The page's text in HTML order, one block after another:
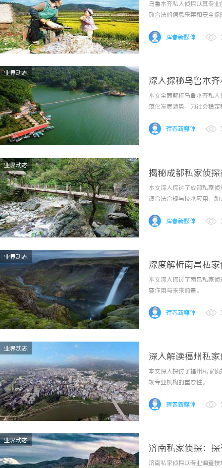
乌鲁木齐私人侦探以其专
效合法的信息采集和安全
珲春新媒体
业界动态
深入探秘乌鲁木
本文全面解析乌鲁木齐私
范化发展趋势，为社会稳
珲春新媒体
业界动态
揭秘成都私家侦
本文深入探讨了成都私家
调合法合规与技术应用，
珲春新媒体
业界动态
深度解析南昌私
本文深入探讨了南昌私家
要作用与未来前景。
珲春新媒体
业界动态
深入解读福州私
本文深入探讨了福州私家
规专业机构的重要性。
珲春新媒体
业界动态
济南私家侦探：
济南私家侦探以专业调查